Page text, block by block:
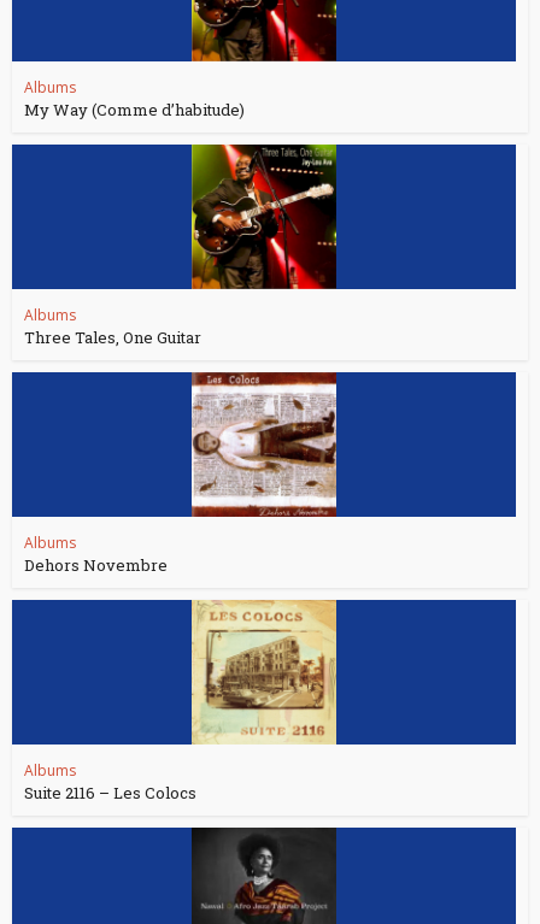
Albums
My Way (Comme d’habitude)
Albums
Three Tales, One Guitar
Albums
Dehors Novembre
Albums
Suite 2116 – Les Colocs